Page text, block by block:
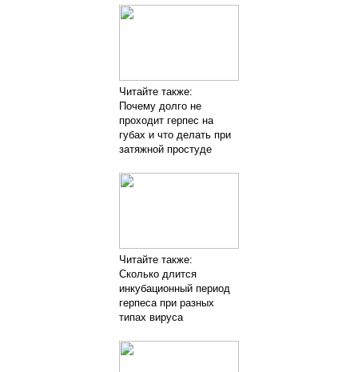
Читайте также:
Почему долго не
проходит герпес на
губах и что делать при
затяжной простуде
Читайте также:
Сколько длится
инкубационный период
герпеса при разных
типах вируса